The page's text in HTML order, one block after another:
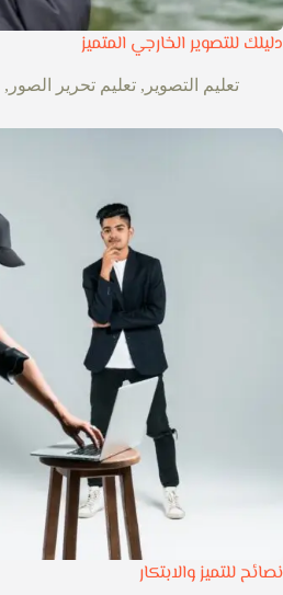
دليلك للتصوير الخارجي المتميز
تعليم التصوير , تعليم تحرير الصور ,
نصائح للتميز والابتكار